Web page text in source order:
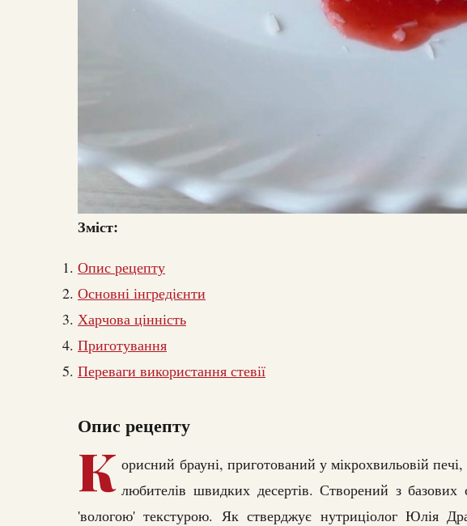
Зміст:
Опис рецепту
Основні інгредієнти
Харчова цінність
Приготування
Переваги використання стевії
Опис рецепту
К орисний брауні, приготований у мікрохвильовій
любителів швидких десертів. Створений з базових
'вологою' текстурою. Як стверджує нутриціолог Юлія